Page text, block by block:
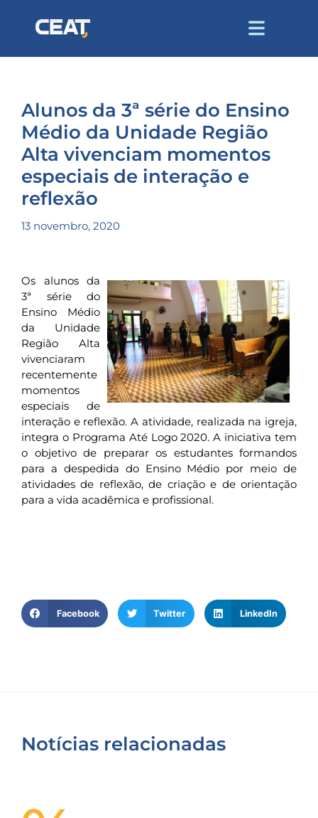
Alunos da 3ª série do Ensino
Médio da Unidade Região
Alta vivenciam momentos
especiais de interação e
reflexão
13 novembro, 2020
Os alunos da
3ª série do
Ensino Médio
da Unidade
Região Alta
vivenciaram
recentemente
momentos
especiais de
interação e reflexão. A atividade, realizada na igreja,
integra o Programa Até Logo 2020. A iniciativa tem
o objetivo de preparar os estudantes formandos
para a despedida do Ensino Médio por meio de
atividades de reflexão, de criação e de orientação
para a vida acadêmica e profissional.
Facebook Twitter LinkedIn
Notícias relacionadas